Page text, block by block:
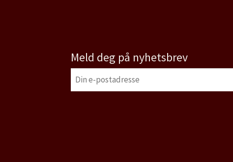
Meld deg på nyhetsbrev